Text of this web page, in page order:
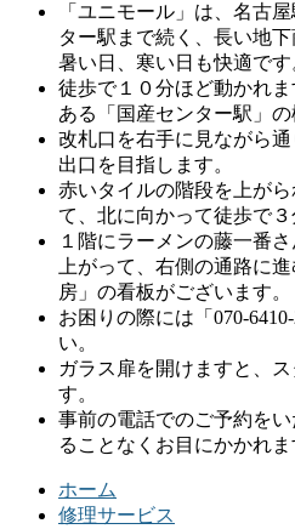
「ユニモール」は、名古
ター駅まで続く、長い地
暑い日、寒い日も快適です
徒歩で１０分ほど動かれ
ある「国産センター駅」の
改札口を右手に見ながら
出口を目指します。
赤いタイルの階段を上が
て、北に向かって徒歩で３
１階にラーメンの藤一番
上がって、右側の通路に
房」の看板がございます。
お困りの際には「070-
い。
ガラス扉を開けますと、
す。
事前の電話でのご予約を
ることなくお目にかかれま
ホーム
修理サービス